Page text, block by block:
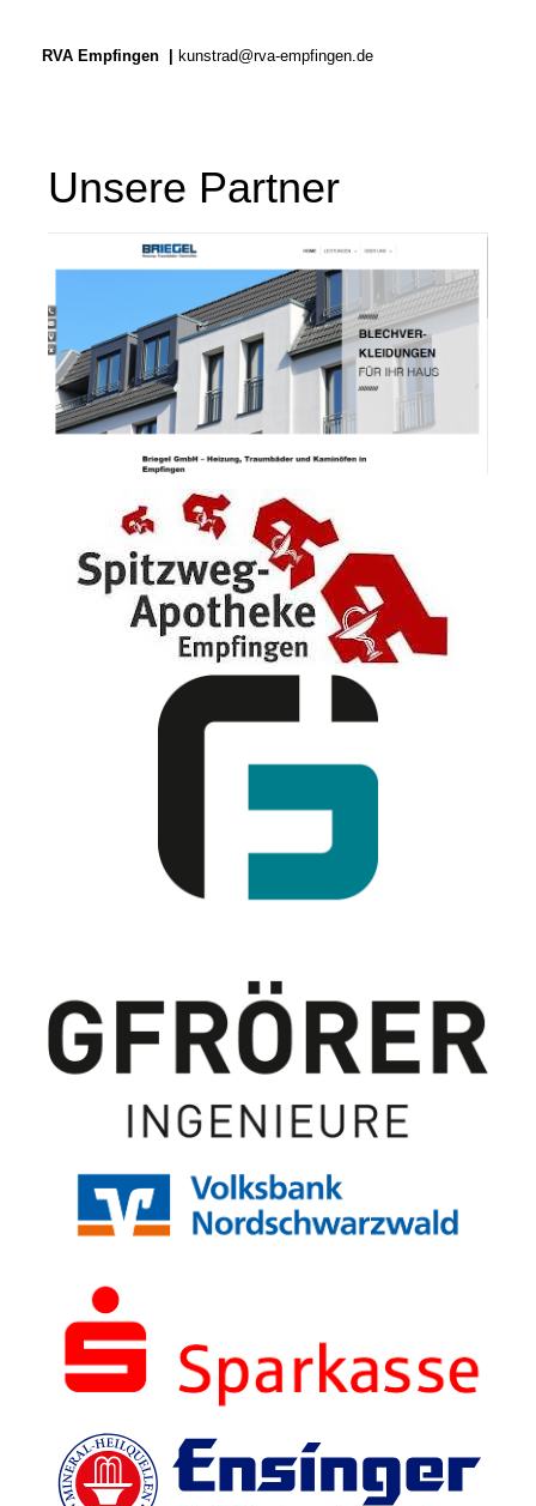
RVA Empfingen | kunstrad@rva-empfingen.de
Unsere Partner